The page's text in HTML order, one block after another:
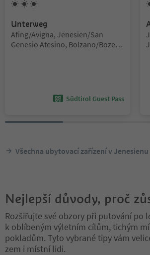
Unterweg
Lokalita:
Afing/Avigna, Jenesien/San
Genesio Atesino, Bolzano/Bozen
Südtirol Guest Pass
Všechna ubytovací zařízení v Jenesienu
Nejlepší důvody, proč
Rozšiřujte své obzory při putování po
k oblíbeným výletním cílům, tichým
pokladům. Tyto vybrané tipy vám
zem i místní lidi.